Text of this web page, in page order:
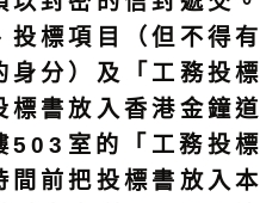
標項目（但不得有
身分）及「工務投標
標書放入香港金鐘道
503室的「工務投標
間前把投標書放入本